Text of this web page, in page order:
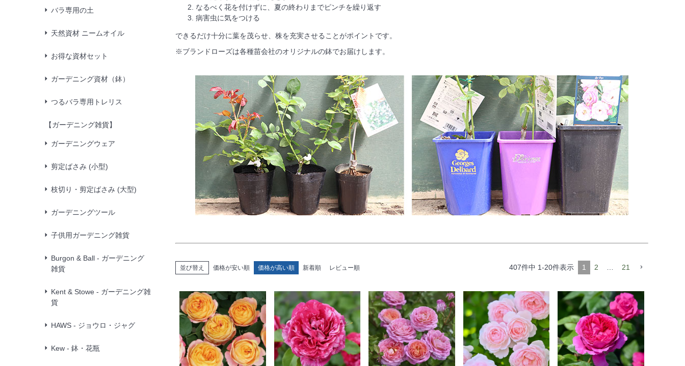
バラ専用の土
天然資材 ニームオイル
お得な資材セット
ガーデニング資材（鉢）
つるバラ専用トレリス
【ガーデニング雑貨】
ガーデニングウェア
剪定ばさみ (小型)
枝切り・剪定ばさみ (大型)
ガーデニングツール
子供用ガーデニング雑貨
Burgon & Ball - ガーデニング
雑貨
Kent & Stowe - ガーデニング雑
貨
HAWS - ジョウロ・ジャグ
Kew - 鉢・花瓶
なるべく花を付けずに、夏の終わりまでピンチを繰り返す
病害虫に気をつける
できるだけ十分に葉を茂らせ、株を充実させることがポイントです。
※ブランドローズは各種苗会社のオリジナルの鉢でお届けします。
並び替え 価格が安い順 価格が高い順 新着順 レビュー順 407件中 1-20件表示 1 2 … 21